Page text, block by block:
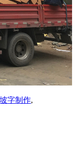
字制作,